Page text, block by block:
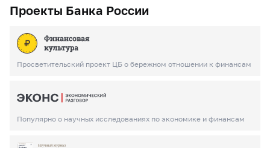
Проекты Банка России
Просветительский проект ЦБ о бережном отношении к финансам
Популярно о научных исследованиях по экономике и финансам